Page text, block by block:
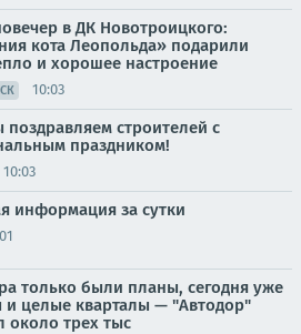
в ДК Новотроицкого:
кота Леопольда» подарили
и хорошее настроение
10:03
поздравляем строителей с
праздником!
10:03
информация за сутки
только были планы, сегодня уже
и целые кварталы — "Автодор"
около трех тыс